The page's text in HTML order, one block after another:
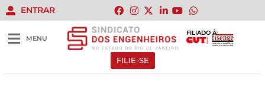
ENTRAR
MENU
FILIADO À:
FILIE-SE